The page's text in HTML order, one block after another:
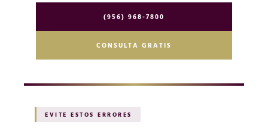
(956) 968-7800
CONSULTA GRATIS
EVITE ESTOS ERRORES